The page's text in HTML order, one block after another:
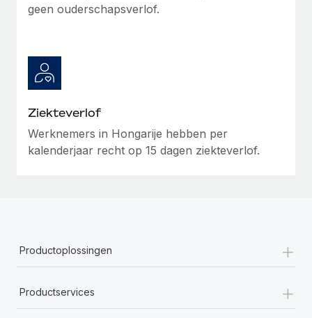
geen ouderschapsverlof.
Ziekteverlof
Werknemers in Hongarije hebben per
kalenderjaar recht op 15 dagen ziekteverlof.
Productoplossingen +
Productservices +